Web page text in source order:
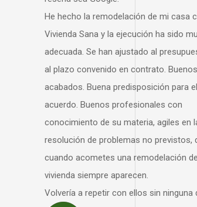
He hecho la remodelación de mi casa con
Vivienda Sana y la ejecución ha sido muy
adecuada. Se han ajustado al presupuesto y
al plazo convenido en contrato. Buenos
acabados. Buena predisposición para el
acuerdo. Buenos profesionales con
conocimiento de su materia, agiles en la
resolución de problemas no previstos, que
cuando acometes una remodelación de una
vivienda siempre aparecen.
Volvería a repetir con ellos sin ninguna duda.